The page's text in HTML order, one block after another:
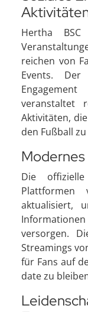
Hertha
reichen von
Events.
veranstaltet
Aktivitäten,
den Fußball
Die
aktualisiert,
versorgen.
Streamings
für Fans auf
date zu